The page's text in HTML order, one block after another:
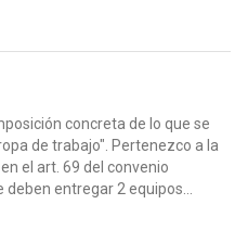
concreta de lo que se
de trabajo". Pertenezco a la
el art. 69 del convenio
entregar 2 equipos...